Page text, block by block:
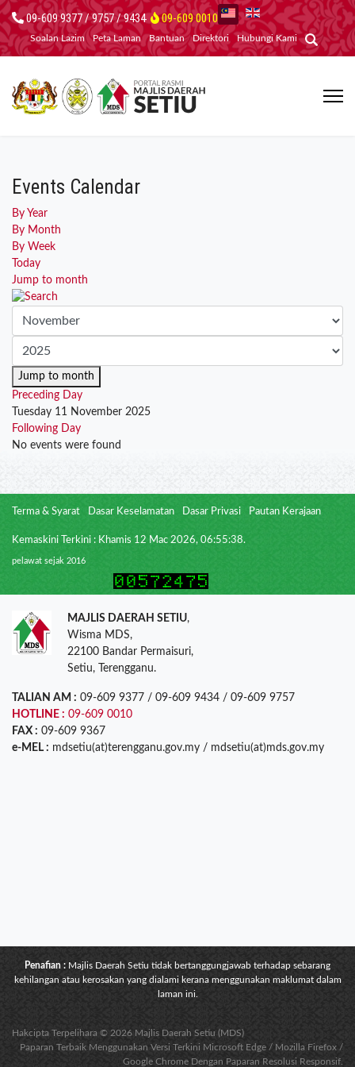
09-609 9377 / 9757 / 9434 09-609 0010
Soalan Lazim Peta Laman Bantuan Direktori Hubungi Kami
Events Calendar
By Year
By Month
By Week
Today
Jump to month
Jump to month
Preceding Day
Tuesday 11 November 2025
Following Day
No events were found
Terma & Syarat Dasar Keselamatan Dasar Privasi Pautan Kerajaan
Kemaskini Terkini : Khamis 12 Mac 2026, 06:55:38.
pelawat sejak 2016
MAJLIS DAERAH SETIU,
Wisma MDS,
22100 Bandar Permaisuri,
Setiu, Terengganu.
TALIAN AM : 09-609 9377 / 09-609 9434 / 09-609 9757
HOTLINE : 09-609 0010
FAX : 09-609 9367
e-MEL : mdsetiu(at)terengganu.gov.my / mdsetiu(at)mds.gov.my
Penafian : Majlis Daerah Setiu tidak bertanggungjawab terhadap sebarang
kehilangan atau kerosakan yang dialami kerana menggunakan maklumat dalam
laman ini.
Hakcipta Terpelihara © 2026 Majlis Daerah Setiu (MDS)
Paparan Terbaik Menggunakan Versi Terkini Microsoft Edge / Mozilla Firefox /
Google Chrome Dengan Paparan Resolusi Responsif.